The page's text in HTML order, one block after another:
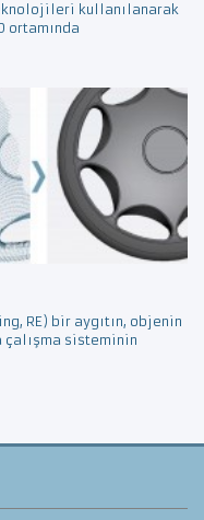
kullanılanarak
ortamında
RE) bir aygıtın, objenin
çalışma sisteminin